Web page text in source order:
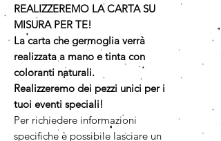
REALIZZEREMO LA CARTA SU
MISURA PER TE!
La carta che germoglia verrà
realizzata a mano e tinta con
coloranti naturali.
Realizzeremo dei pezzi unici per i
tuoi eventi speciali!
Per richiedere informazioni
specifiche è possibile lasciare un